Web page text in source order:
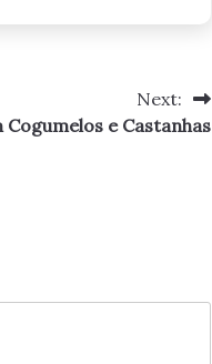
Next:
e Castanhas